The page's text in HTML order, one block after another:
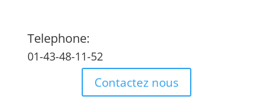
Telephone:
01-43-48-11-52
Contactez nous